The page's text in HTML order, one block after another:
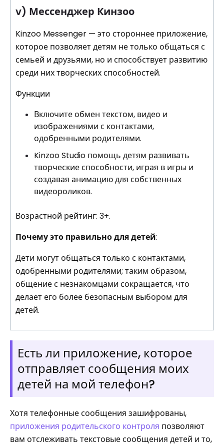
v) Мессенджер Кинзоо
Kinzoo Messenger — это стороннее приложение,
которое позволяет детям не только общаться с
семьей и друзьями, но и способствует развитию
среди них творческих способностей.
Функции
Включите обмен текстом, видео и
изображениями с контактами,
одобренными родителями.
Kinzoo Studio помощь детям развивать
творческие способности, играя в игры и
создавая анимацию для собственных
видеороликов.
Возрастной рейтинг: 3+.
Почему это правильно для детей:
Дети могут общаться только с контактами,
одобренными родителями; таким образом,
общение с незнакомцами сокращается, что
делает его более безопасным выбором для
детей.
Есть ли приложение, которое
отправляет сообщения моих
детей на мой телефон?
Хотя телефонные сообщения зашифрованы,
приложения родительского контроля позволяют
вам отслеживать текстовые сообщения детей и то,